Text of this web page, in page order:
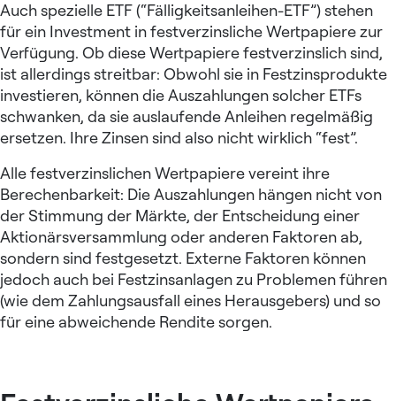
Auch spezielle ETF (“Fälligkeitsanleihen-ETF”) stehen
für ein Investment in festverzinsliche Wertpapiere zur
Verfügung. Ob diese Wertpapiere festverzinslich sind,
ist allerdings streitbar: Obwohl sie in Festzinsprodukte
investieren, können die Auszahlungen solcher ETFs
schwanken, da sie auslaufende Anleihen regelmäßig
ersetzen. Ihre Zinsen sind also nicht wirklich “fest”.
Alle festverzinslichen Wertpapiere vereint ihre
Berechenbarkeit: Die Auszahlungen hängen nicht von
der Stimmung der Märkte, der Entscheidung einer
Aktionärsversammlung oder anderen Faktoren ab,
sondern sind festgesetzt. Externe Faktoren können
jedoch auch bei Festzinsanlagen zu Problemen führen
(wie dem Zahlungsausfall eines Herausgebers) und so
für eine abweichende Rendite sorgen.